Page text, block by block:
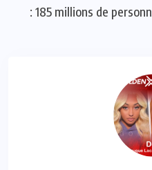
: 185 millions de